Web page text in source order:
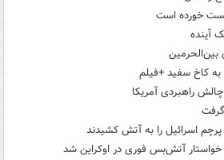
خورده است
آینده
به کاخ سفید +فیلم
راهبردی آمریکا
گرفت
اسرائیل را به آتش کشیدند
آتش‌بس فوری در اوکراین شد